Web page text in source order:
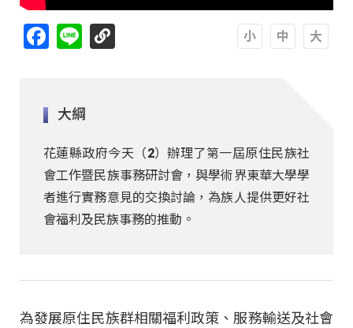
Facebook
Line
大綱
花蓮縣政府今天（2）辦理了第一屆原住民族社
會工作暨民族事務研討會，與學術界東華大學學
者進行實務意見的交換討論，為族人提供更好社
會福利及民族事務的推動。
為發展原住民族群相關福利政策、服務輸送及社會